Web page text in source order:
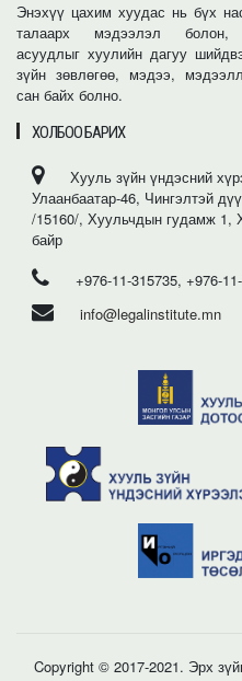
Энэхүү цахим хуудас нь бүх
талаарх мэдээлэл
асуудлыг хуулийн дагуу
зүйн зөвлөгөө, мэдээ,
сан байх болно.
ХОЛБОО БАРИХ
Хууль зүйн үндэсний
Улаанбаатар-46, Чингэлтэй
/15160/, Хуульчдын гудамж 1,
байр
+976-11-315735, +976-
info@legalinstitute.mn
Copyright © 2017-2021. Эрх